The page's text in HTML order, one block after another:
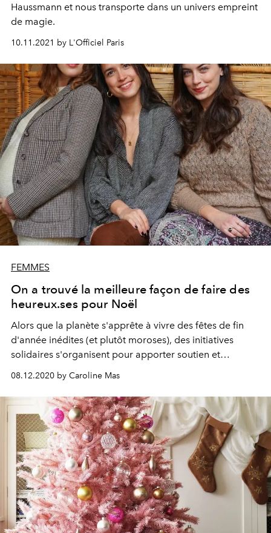
Haussmann et nous transporte dans un univers empreint
de magie.
10.11.2021 by L'Officiel Paris
FEMMES
On a trouvé la meilleure façon de faire des
heureux.ses pour Noël
Alors que la planète s'apprête à vivre des fêtes de fin
d'année inédites (et plutôt moroses), des initiatives
solidaires s'organisent pour apporter soutien et
appelée Mam Collecte Solidaire, notamment soutenue
par notre cover girl Jeanne Damas, se mobilise pour
tenter de sauver le Noël des plus démunis.
08.12.2020 by Caroline Mas